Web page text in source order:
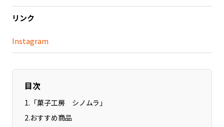
リンク
Instagram
目次
1. 「菓子工房 シノムラ」
2.おすすめ商品